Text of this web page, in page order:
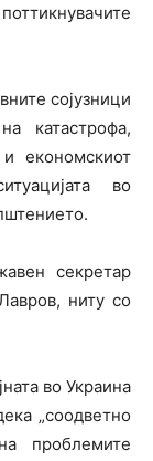
сојузници
катастрофа,
економскиот
во
секретар
ниту со
во Украина
„соодветно
проблемите